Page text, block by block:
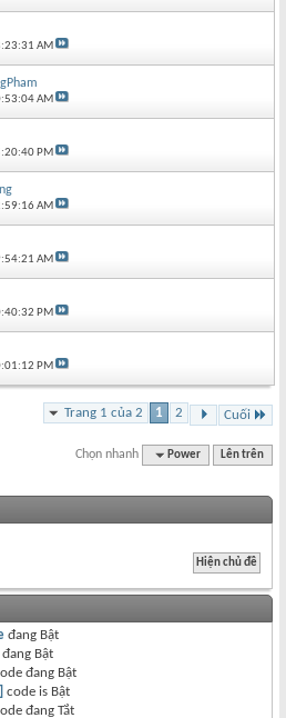
AM
AM
PM
AM
AM
PM
PM
Trang 1 của 2 1 2 Cuối
Chọn nhanh Power Lên trên
đang Bật
đang Bật
đang Bật
code is Bật
đangTắt